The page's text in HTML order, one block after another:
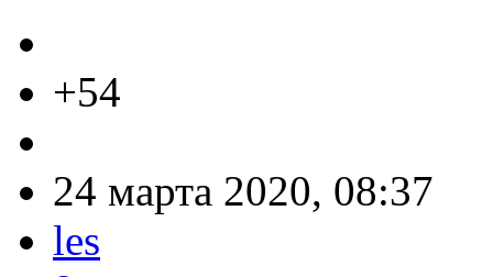
+54
24 марта 2020, 08:37
les